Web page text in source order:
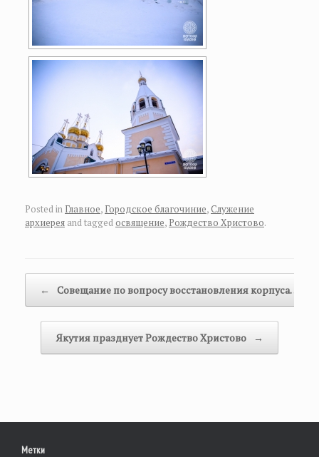
Posted in Главное, Городское благочиние,Служение
архиерея and tagged освящение, Рождество Христово.
← Совещание по вопросу восстановления корпуса…
Якутия празднует Рождество Христово →
Метки